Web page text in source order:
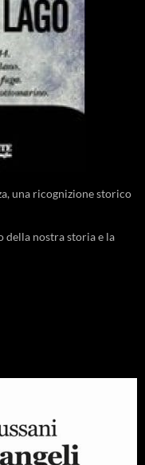
una ricognizione storico
della nostra storia e la